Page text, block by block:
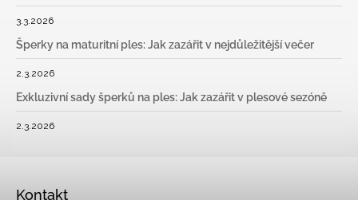
3.3.2026
Šperky na maturitní ples: Jak zazářit v nejdůležitější večer
2.3.2026
Exkluzivní sady šperků na ples: Jak zazářit v plesové sezóně
2.3.2026
Kontakt